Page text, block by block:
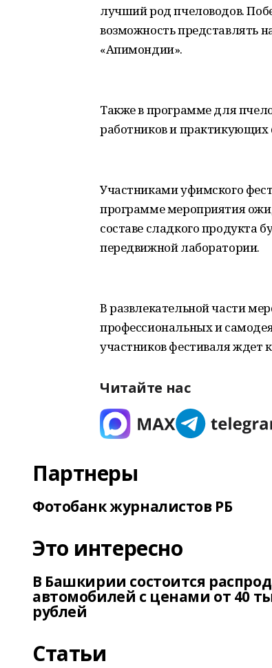
лучший род пчеловодов.
возможность представлять
«Апимондии».
Также в программе для
работников и практикующих
Участниками уфимского
программе мероприятия
составе сладкого продукта
передвижной лаборатории.
В развлекательной части
профессиональных и
участников фестиваля ждет
Читайте нас
Партнеры
Фотобанк журналистов РБ
Это интересно
В Башкирии состоится
автомобилей с ценами от 40
рублей
Статьи